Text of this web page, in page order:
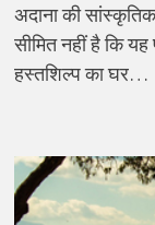
अदाना की
सीमित नहीं है कि
हस्तशिल्प का घर…